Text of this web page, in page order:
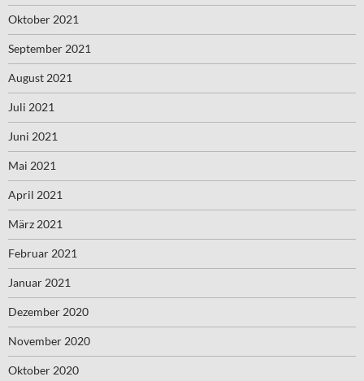
Oktober 2021
September 2021
August 2021
Juli 2021
Juni 2021
Mai 2021
April 2021
März 2021
Februar 2021
Januar 2021
Dezember 2020
November 2020
Oktober 2020